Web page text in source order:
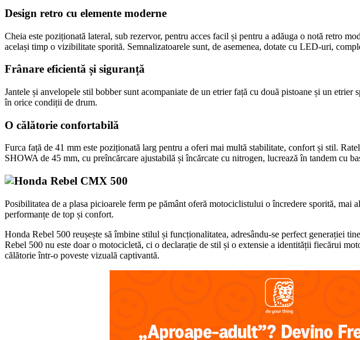
Design retro cu elemente moderne
Cheia este poziționată lateral, sub rezervor, pentru acces facil și pentru a adăuga o notă retro
același timp o vizibilitate sporită. Semnalizatoarele sunt, de asemenea, dotate cu LED-uri,
Frânare eficientă și siguranță
Jantele și anvelopele stil bobber sunt acompaniate de un etrier față cu două pistoane și un
în orice condiții de drum.
O călătorie confortabilă
Furca față de 41 mm este poziționată larg pentru a oferi mai multă stabilitate, confort și stil.
SHOWA de 45 mm, cu preîncărcare ajustabilă și încărcate cu nitrogen, lucrează în tandem cu
Posibilitatea de a plasa picioarele ferm pe pământ oferă motociclistului o încredere sporită,
performanțe de top și confort.
Honda Rebel 500 reușește să îmbine stilul și funcționalitatea, adresându-se perfect generației
Rebel 500 nu este doar o motocicletă, ci o declarație de stil și o extensie a identității fiecărui
călătorie într-o poveste vizuală captivantă.